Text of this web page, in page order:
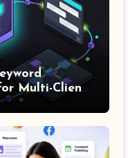
Multi-Client